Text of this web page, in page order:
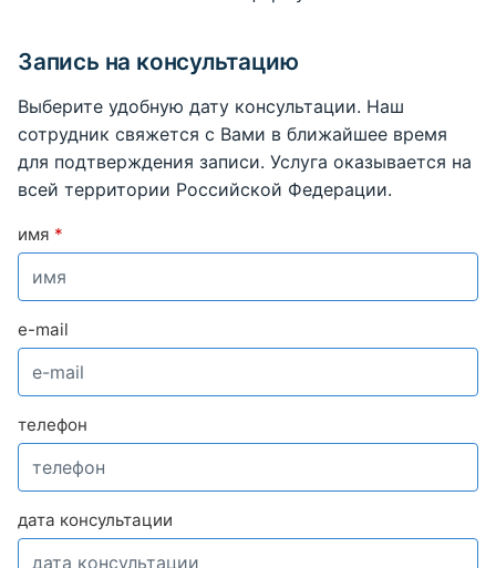
Запись на консультацию
Выберите удобную дату консультации. Наш
сотрудник свяжется с Вами в ближайшее время
для подтверждения записи. Услуга оказывается на
всей территории Российской Федерации.
имя *
e-mail
телефон
дата консультации